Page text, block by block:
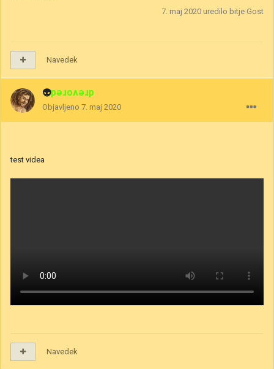
7. maj 2020 uredilo bitje Gost
Navedek
👽drevored
Objavljeno 7. maj 2020
test videa
Navedek